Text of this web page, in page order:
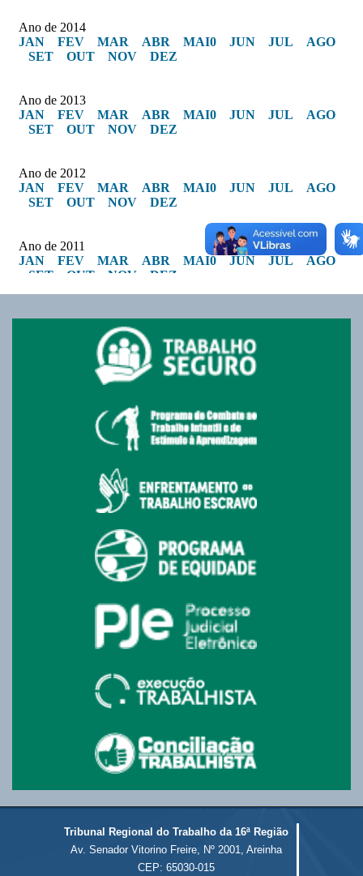
Tribunal Regional do Trabalho da 16ª Região
Av. Senador Vitorino Freire, Nº 2001, Areinha
CEP: 65030-015